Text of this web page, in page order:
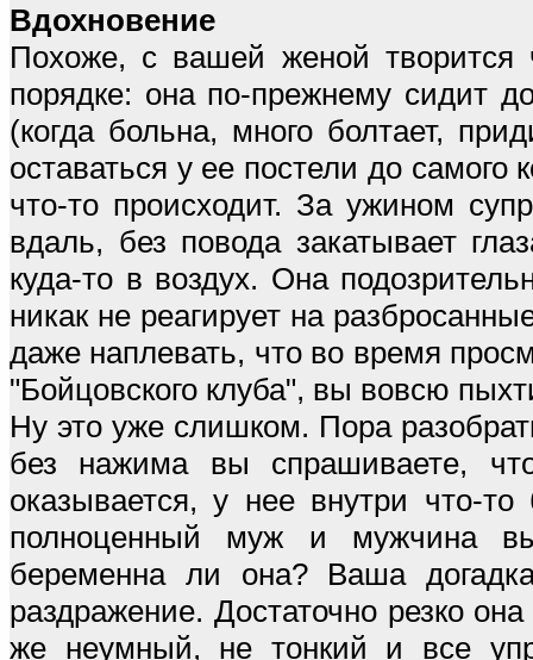
Вдохновение
Похоже, с вашей женой творится
порядке: она по-прежнему сидит
(когда больна, много болтает,
оставаться у ее постели до
что-то происходит. За ужином
вдаль, без повода закатывает
куда-то в воздух. Она
никак не реагирует на
даже наплевать, что во время
"Бойцовского клуба", вы вовсю
Ну это уже слишком. Пора
без нажима вы спрашиваете,
оказывается, у нее внутри что-
полноценный муж и мужчина
беременна ли она? Ваша
раздражение. Достаточно резко
же неумный, не тонкий и все